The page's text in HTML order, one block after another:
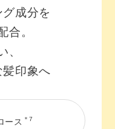
成分を
合。
、
印象へ
ース ＊7